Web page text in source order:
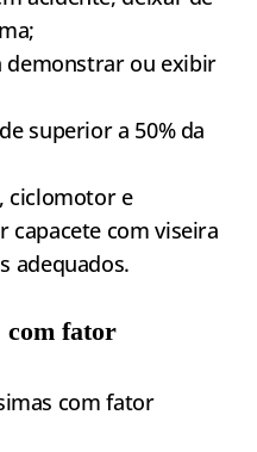
demonstrar ou exibir
superior a 50% da
ciclomotor e
com viseira
adequados.
com fator
com fator